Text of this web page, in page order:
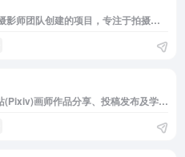
<p> AirPano是一个由俄罗斯摄影师团队创建的项目，专注于拍摄高分辨率的空中360°照片和360°视频。今天，AirPano是从地理覆盖范围、航拍照片数量、图像艺术和技术质量来看世界上最大的资源媒体库，从鸟瞰的角度拍摄、制作、提供360°全景和360°视频和最高清质量的照片 </p>
<p> 触站原画师通是国内外P站(Pixiv)画师作品分享、投稿发布及学习交流网站,海量P站(Pixiv)画师作品一手掌握，触站涵盖游戏原画、日系插画、二次元漫画、手绘、动漫、CG绘画等各类画师作品,找画师就上触站! </p>